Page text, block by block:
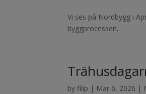
Vi ses på Nordbygg i
byggprocessen.
byfilip | Mar 6, 2026 |